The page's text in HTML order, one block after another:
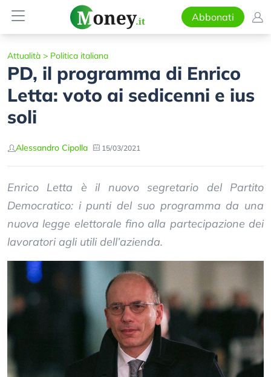
Abbonati
Attualità > Politica italiana
PD, il programma di Enrico
Letta: voto ai sedicenni e ius
soli
Alessandro Cipolla 15/03/2021
Enrico Letta è il nuovo segretario del Partito
Democratico: i punti del suo programma da una
nuova legge elettorale fino alla partecipazione dei
lavoratori agli utili dell’azienda.